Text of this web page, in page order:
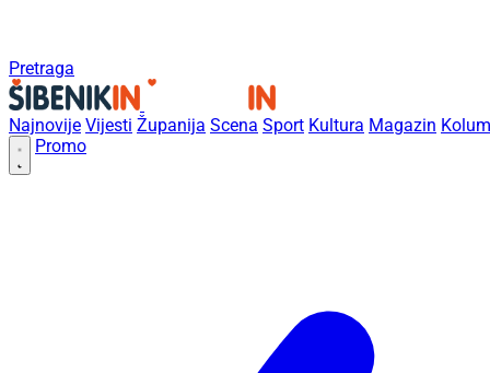
Pretraga
Najnovije Vijesti Županija Scena Sport Kultura Magazin
Promo